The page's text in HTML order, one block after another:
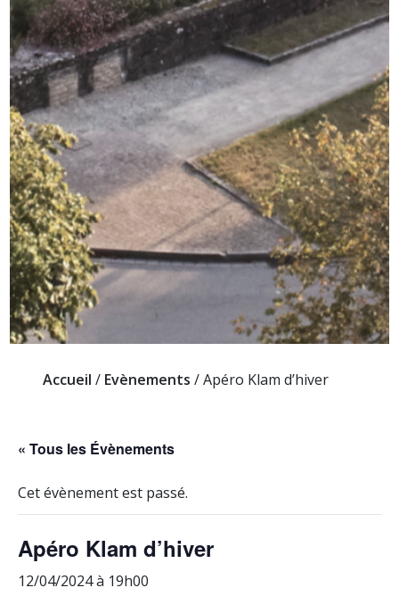
Accueil / Evènements /Apéro Klam d’hiver
« Tous les Évènements
Cet évènement est passé.
Apéro Klam d’hiver
12/04/2024 à 19h00